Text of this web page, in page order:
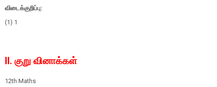
விடைக்குறிப்பு:
(1) 1
II. குறு வினாக்கள்
12th Maths